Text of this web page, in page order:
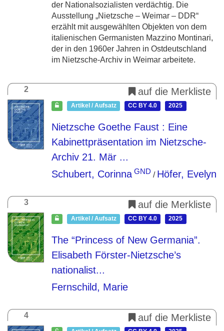
der Nationalsozialisten verdächtig. Die
Ausstellung „Nietzsche – Weimar – DDR“
erzählt mit ausgewählten Objekten von dem
italienischen Germanisten Mazzino Montinari,
der in den 1960er Jahren in Ostdeutschland
im Nietzsche-Archiv in Weimar arbeitete.
2 auf die Merkliste
Artikel / Aufsatz CC BY 4.0 2025
Nietzsche Goethe Faust : Eine
Kabinettpräsentation im Nietzsche-
Archiv 21. Mär ...
Schubert, Corinna GND / Höfer, Evelyn
3 auf die Merkliste
Artikel / Aufsatz CC BY 4.0 2025
The “Princess of New Germania”.
Elisabeth Förster-Nietzsche’s
nationalist...
Fernschild, Marie
4 auf die Merkliste